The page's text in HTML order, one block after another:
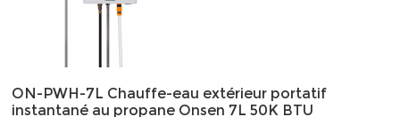
ON-PWH-7L Chauffe-eau extérieur portatif
instantané au propane Onsen 7L 50K BTU